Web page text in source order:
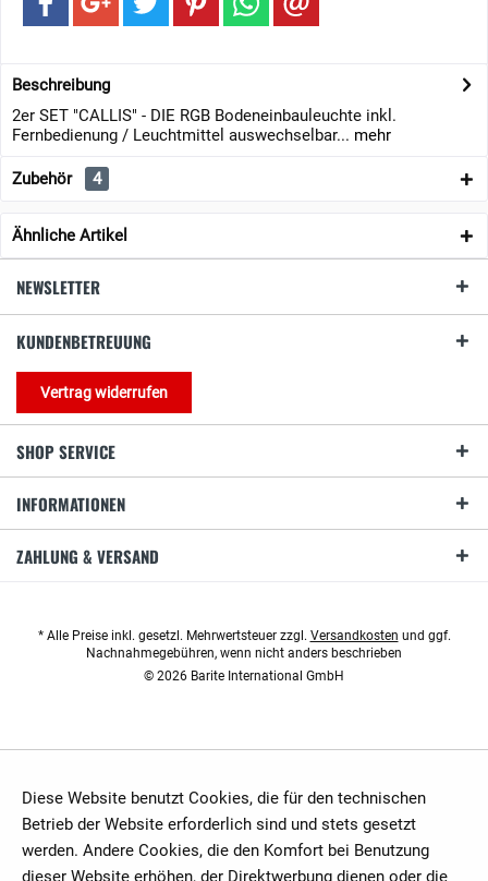
Beschreibung
2er SET "CALLIS" - DIE RGB Bodeneinbauleuchte inkl.
Fernbedienung / Leuchtmittel auswechselbar... mehr
Zubehör 4
Ähnliche Artikel
NEWSLETTER
KUNDENBETREUUNG
Vertrag widerrufen
SHOP SERVICE
INFORMATIONEN
ZAHLUNG & VERSAND
* Alle Preise inkl. gesetzl. Mehrwertsteuer zzgl. Versandkosten und ggf.
Nachnahmegebühren, wenn nicht anders beschrieben
© 2026 Barite International GmbH
Diese Website benutzt Cookies, die für den technischen
Betrieb der Website erforderlich sind und stets gesetzt
werden. Andere Cookies, die den Komfort bei Benutzung
dieser Website erhöhen, der Direktwerbung dienen oder die